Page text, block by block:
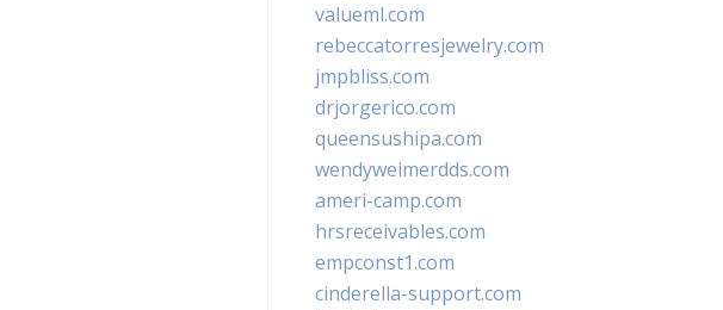
valueml.com
rebeccatorresjewelry.com
jmpbliss.com
drjorgerico.com
queensushipa.com
wendyweimerdds.com
ameri-camp.com
hrsreceivables.com
empconst1.com
cinderella-support.com